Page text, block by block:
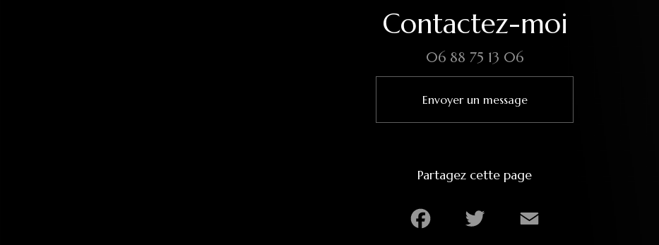
Contactez-moi
06 88 75 13 06
Envoyer un message
Partagez cette page